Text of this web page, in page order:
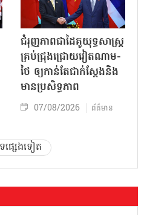
ជំរុញភាពជាដៃគូយុទ្ធសាស្ត្រ
គ្រប់ជ្រុងជ្រោយវៀតណាម-
ថៃ ឲ្យកាន់តែជាក់ស្ដែងនិង
មានប្រសិទ្ធភាព
07/08/2026 ព័ត៌មាន
ផ្សេងទៀត